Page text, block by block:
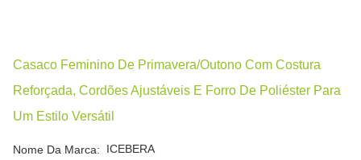
Casaco Feminino De Primavera/outono Com Costura
Reforçada, Cordões Ajustáveis E Forro De Poliéster Para
Um Estilo Versátil
Nome Da Marca: ICEBERA